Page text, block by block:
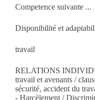
Competence suivante ...
Disponibilité et
travail
RELATIONS
travail et avenants /
sécurité, accident du
- Harcèlement /